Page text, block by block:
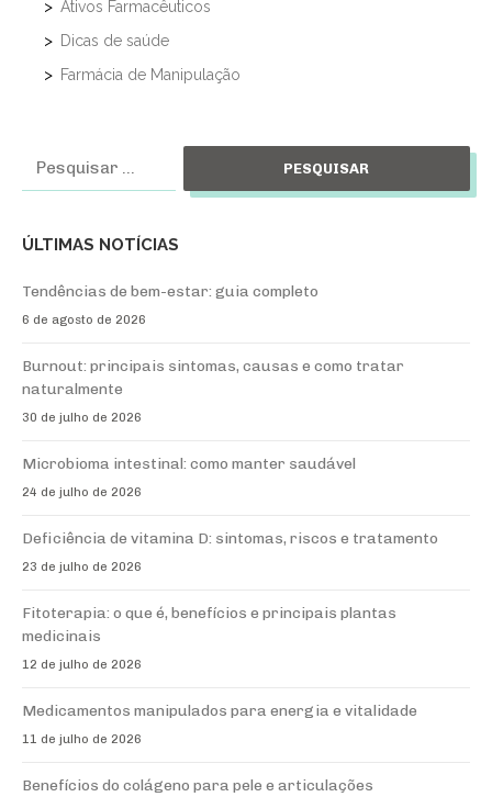
s
Ativos Farmacêuticos
Dicas de saúde
Farmácia de Manipulação
Pesquisar
por:
ÚLTIMAS NOTÍCIAS
Tendências de bem-estar: guia completo
6 de agosto de 2026
Burnout: principais sintomas, causas e como tratar
naturalmente
30 de julho de 2026
Microbioma intestinal: como manter saudável
24 de julho de 2026
Deficiência de vitamina D: sintomas, riscos e tratamento
23 de julho de 2026
Fitoterapia: o que é, benefícios e principais plantas
medicinais
12 de julho de 2026
Medicamentos manipulados para energia e vitalidade
11 de julho de 2026
Benefícios do colágeno para pele e articulações